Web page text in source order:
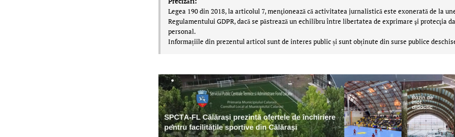
Legea 190 din 2018, la articolul 7, menţionează că activitatea jurnalistică este exonerată de la
Regulamentului GDPR, dacă se păstrează un echilibru între libertatea de exprimare şi protecţia
personal.
Informațiile din prezentul articol sunt de interes public și sunt obținute din surse publice